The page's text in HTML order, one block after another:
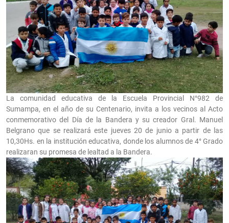
La comunidad educativa de la Escuela Provincial N°982 de
Sumampa, en el año de su Centenario, invita a los vecinos al Acto
conmemorativo del Día de la Bandera y su creador Gral. Manuel
Belgrano que se realizará este jueves 20 de junio a partir de las
10,30Hs. en la institución educativa, donde los alumnos de 4° Grado
realizaran su promesa de lealtad a la Bandera.